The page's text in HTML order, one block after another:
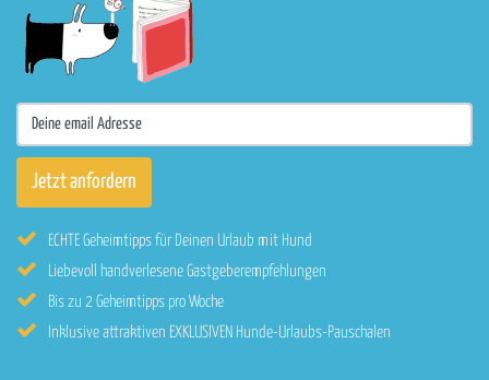
ECHTE Geheimtipps für Deinen Urlaub mit Hund
Liebevoll handverlesene Gastgeberempfehlungen
Bis zu 2 Geheimtipps pro Woche
Inklusive attraktiven EXKLUSIVEN Hunde-Urlaubs-Pauschalen